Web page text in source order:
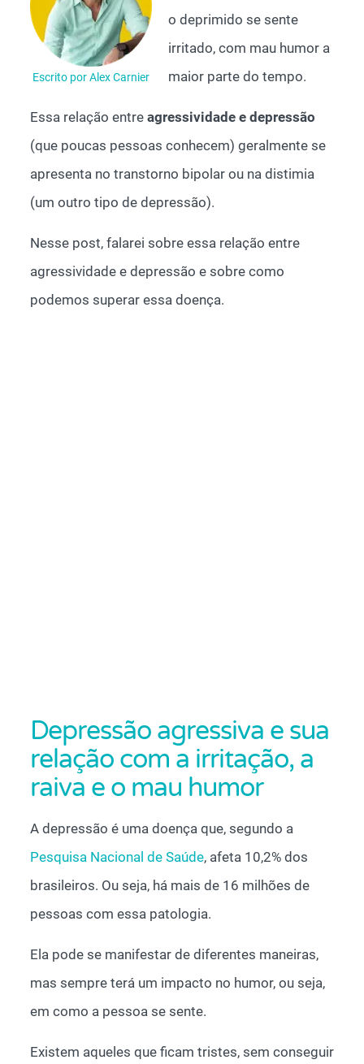
Escrito por Alex Carnier
o deprimido se sente
irritado, com mau humor a
maior parte do tempo.
Essa relação entre agressividade e depressão
(que poucas pessoas conhecem) geralmente se
apresenta no transtorno bipolar ou na distimia
(um outro tipo de depressão).
Nesse post, falarei sobre essa relação entre
agressividade e depressão e sobre como
podemos superar essa doença.
Depressão agressiva e sua
relação com a irritação, a
raiva e o mau humor
A depressão é uma doença que, segundo a
Pesquisa Nacional de Saúde, afeta 10,2% dos
brasileiros. Ou seja, há mais de 16 milhões de
pessoas com essa patologia.
Ela pode se manifestar de diferentes maneiras,
mas sempre terá um impacto no humor, ou seja,
em como a pessoa se sente.
Existem aqueles que ficam tristes, sem conseguir